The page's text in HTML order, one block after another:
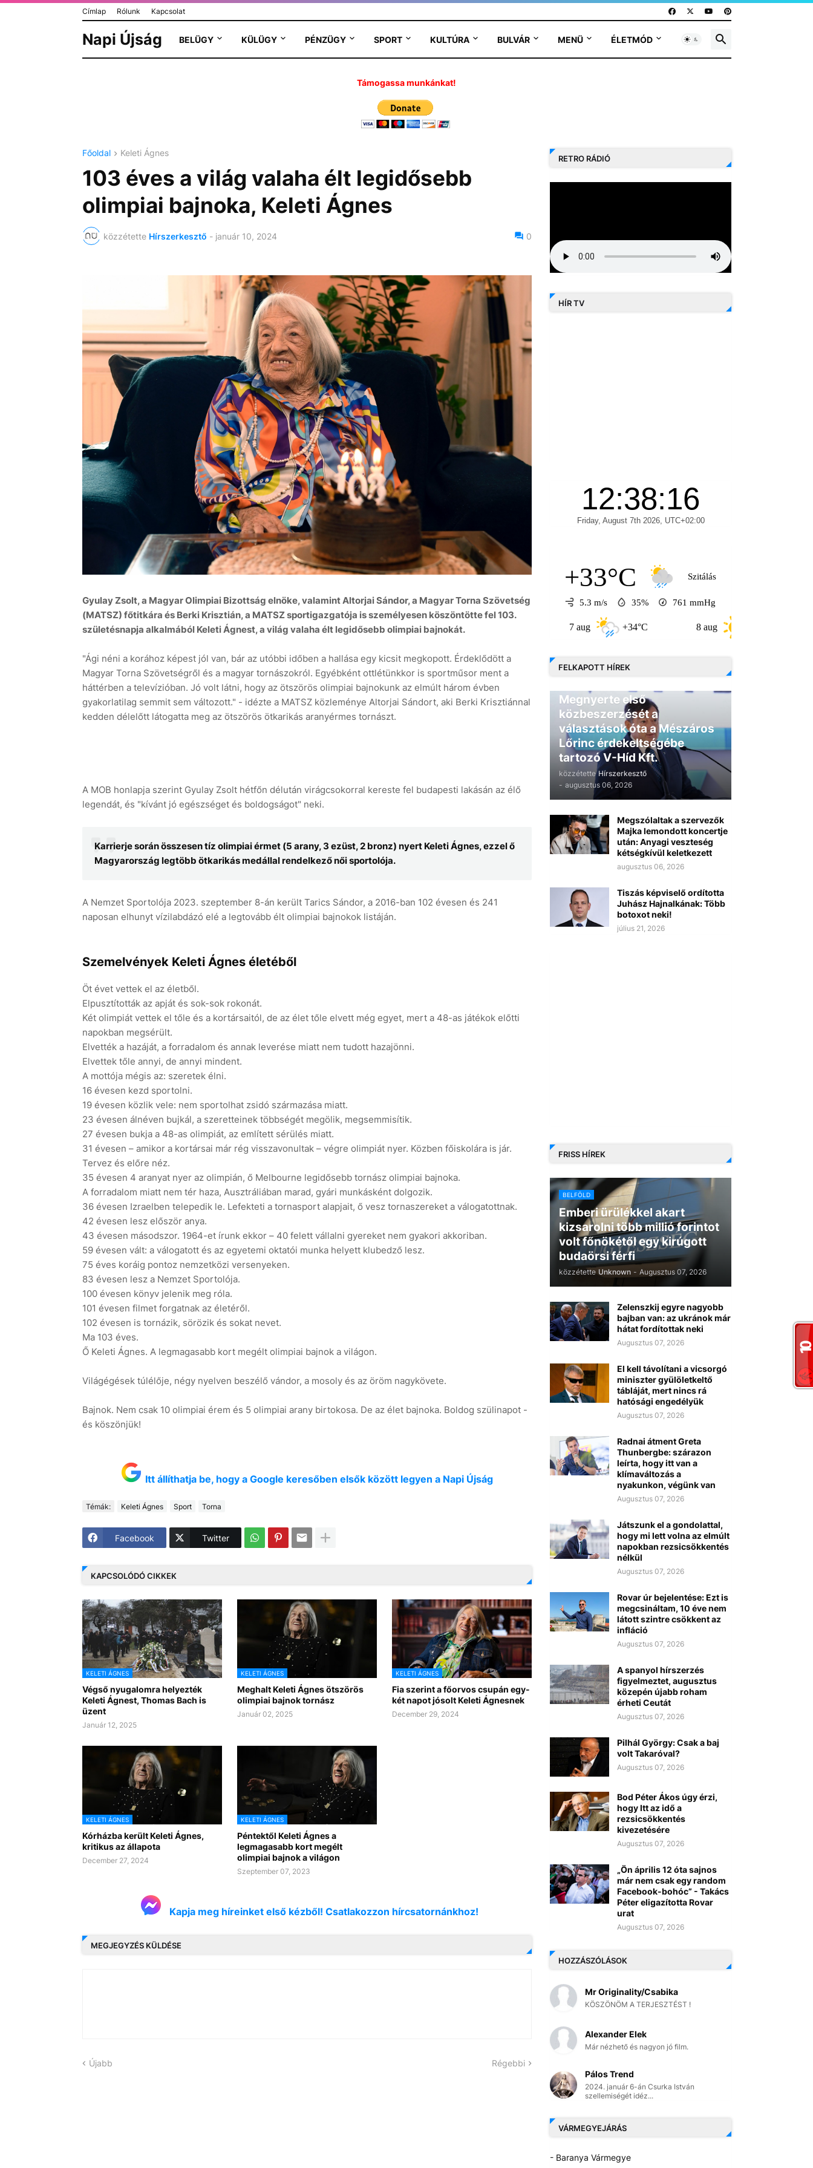
Címlap Rólunk Kapcsolat
Napi Újság BELÜGY KÜLÜGY PÉNZÜGY SPORT KULTÚRA BULVÁR MENÜ ÉLETMÓD
Támogassa munkánkat!
Főoldal Keleti Ágnes
103 éves a világ valaha élt legidősebb
olimpiai bajnoka, Keleti Ágnes
közzétette Hírszerkesztő - január 10, 2024 0
Gyulay Zsolt, a Magyar Olimpiai Bizottság elnöke, valamint Altorjai Sándor, a Magyar Torna Szövetség
(MATSZ) főtitkára és Berki Krisztián, a MATSZ sportigazgatója is személyesen köszöntötte fel 103.
születésnapja alkalmából Keleti Ágnest, a világ valaha élt legidősebb olimpiai bajnokát.
"Ági néni a korához képest jól van, bár az utóbbi időben a hallása egy kicsit megkopott. Érdeklődött a
Magyar Torna Szövetségről és a magyar tornászokról. Egyébként ottlétünkkor is sportműsor ment a
háttérben a televízióban. Jó volt látni, hogy az ötszörös olimpiai bajnokunk az elmúlt három évben
gyakorlatilag semmit sem változott." - idézte a MATSZ közleménye Altorjai Sándort, aki Berki Krisztiánnal
kedden délelőtt látogatta meg az ötszörös ötkarikás aranyérmes tornászt.
A MOB honlapja szerint Gyulay Zsolt hétfőn délután virágcsokorral kereste fel budapesti lakásán az élő
legendát, és "kívánt jó egészséget és boldogságot" neki.
Karrierje során összesen tíz olimpiai érmet (5 arany, 3 ezüst, 2 bronz) nyert Keleti Ágnes, ezzel ő
Magyarország legtöbb ötkarikás medállal rendelkező női sportolója.
A Nemzet Sportolója 2023. szeptember 8-án került Tarics Sándor, a 2016-ban 102 évesen és 241
naposan elhunyt vízilabdázó elé a legtovább élt olimpiai bajnokok listáján.
Szemelvények Keleti Ágnes életéből
Öt évet vettek el az életből.
Elpusztították az apját és sok-sok rokonát.
Két olimpiát vettek el tőle és a kortársaitól, de az élet tőle elvett még egyet, mert a 48-as játékok előtti
napokban megsérült.
Elvették a hazáját, a forradalom és annak leverése miatt nem tudott hazajönni.
Elvettek tőle annyi, de annyi mindent.
A mottója mégis az: szeretek élni.
16 évesen kezd sportolni.
19 évesen közlik vele: nem sportolhat zsidó származása miatt.
23 évesen álnéven bujkál, a szeretteinek többségét megölik, megsemmisítik.
27 évesen bukja a 48-as olimpiát, az említett sérülés miatt.
31 évesen – amikor a kortársai már rég visszavonultak – végre olimpiát nyer. Közben főiskolára is jár.
Tervez és előre néz.
35 évesen 4 aranyat nyer az olimpián, ő Melbourne legidősebb tornász olimpiai bajnoka.
A forradalom miatt nem tér haza, Ausztráliában marad, gyári munkásként dolgozik.
36 évesen Izraelben telepedik le. Lefekteti a tornasport alapjait, ő vesz tornaszereket a válogatottnak.
42 évesen lesz először anya.
43 évesen másodszor. 1964-et írunk ekkor – 40 felett vállalni gyereket nem gyakori akkoriban.
59 évesen vált: a válogatott és az egyetemi oktatói munka helyett klubedző lesz.
75 éves koráig pontoz nemzetközi versenyeken.
83 évesen lesz a Nemzet Sportolója.
100 évesen könyv jelenik meg róla.
101 évesen filmet forgatnak az életéről.
102 évesen is tornázik, sörözik és sokat nevet.
Ma 103 éves.
Ő Keleti Ágnes. A legmagasabb kort megélt olimpiai bajnok a világon.
Világégések túlélője, négy nyelven beszélő vándor, a mosoly és az öröm nagykövete.
Bajnok. Nem csak 10 olimpiai érem és 5 olimpiai arany birtokosa. De az élet bajnoka. Boldog szülinapot -
és köszönjük!
Itt állíthatja be, hogy a Google keresőben elsők között legyen a Napi Újság
Témák: Keleti Ágnes Sport Torna
Facebook Twitter
KAPCSOLÓDÓ CIKKEK
KELETI ÁGNES
Végső nyugalomra helyezték
Keleti Ágnest, Thomas Bach is
üzent
Január 12, 2025
KELETI ÁGNES
Meghalt Keleti Ágnes ötszörös
olimpiai bajnok tornász
Január 02, 2025
KELETI ÁGNES
Fia szerint a főorvos csupán egy-
két napot jósolt Keleti Ágnesnek
December 29, 2024
KELETI ÁGNES
Kórházba került Keleti Ágnes,
kritikus az állapota
December 27, 2024
KELETI ÁGNES
Péntektől Keleti Ágnes a
legmagasabb kort megélt
olimpiai bajnok a világon
Szeptember 07, 2023
Kapja meg híreinket első kézből! Csatlakozzon hírcsatornánkhoz!
MEGJEGYZÉS KÜLDÉSE
Újabb Régebbi
RETRO RÁDIÓ
HÍR TV
+33°C Szitálás
5.3 m/s 35% 761 mmHg
+34°C +31°C
FELKAPOTT HÍREK
Megnyerte első
közbeszerzését a
választások óta a Mészáros
Lőrinc érdekeltségébe
tartozó V-Híd Kft.
közzétette Hírszerkesztő
- augusztus 06, 2026
Megszólaltak a szervezők
Majka lemondott koncertje
után: Anyagi veszteség
kétségkívül keletkezett
augusztus 06, 2026
Tiszás képviselő ordította
Juhász Hajnalkának: Több
botoxot neki!
július 21, 2026
FRISS HÍREK
BELFÖLD
Emberi ürülékkel akart
kizsarolni több millió forintot
volt főnökétől egy kirúgott
budaörsi férfi
közzétette Unknown - Augusztus 07, 2026
Zelenszkij egyre nagyobb
bajban van: az ukránok már
hátat fordítottak neki
Augusztus 07, 2026
El kell távolítani a vicsorgó
miniszter gyülöletkeltő
tábláját, mert nincs rá
hatósági engedélyük
Augusztus 07, 2026
Radnai átment Greta
Thunbergbe: szárazon
leírta, hogy itt van a
klímaváltozás a
nyakunkon, végünk van
Augusztus 07, 2026
Játszunk el a gondolattal,
hogy mi lett volna az elmúlt
napokban rezsicsökkentés
nélkül
Augusztus 07, 2026
Rovar úr bejelentése: Ezt is
megcsináltam, 10 éve nem
látott szintre csökkent az
infláció
Augusztus 07, 2026
A spanyol hírszerzés
figyelmeztet, augusztus
közepén újabb roham
érheti Ceutát
Augusztus 07, 2026
Pilhál György: Csak a baj
volt Takaróval?
Augusztus 07, 2026
Bod Péter Ákos úgy érzi,
hogy Itt az idő a
rezsicsökkentés
kivezetésére
Augusztus 07, 2026
„Ön április 12 óta sajnos
már nem csak egy random
Facebook-bohóc” - Takács
Péter eligazította Rovar
urat
Augusztus 07, 2026
HOZZÁSZÓLÁSOK
Mr Originality/Csabika
KÖSZÖNÖM A TERJESZTÉST !
Alexander Elek
Már nézhető és nagyon jó film.
Pálos Trend
2024. január 6-án Csurka István
szellemiségét idéz...
VÁRMEGYEJÁRÁS
- Baranya Vármegye